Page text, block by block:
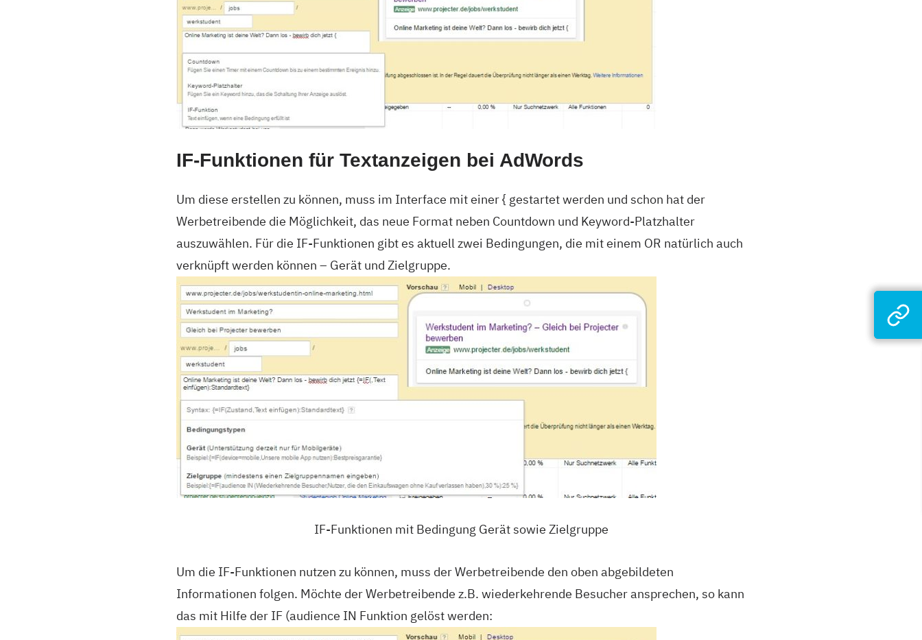
IF-Funktionen für Textanzeigen bei AdWords
Um diese erstellen zu können, muss im Interface mit einer { gestartet werden und schon hat der
Werbetreibende die Möglichkeit, das neue Format neben Countdown und Keyword-Platzhalter
auszuwählen. Für die IF-Funktionen gibt es aktuell zwei Bedingungen, die mit einem OR natürlich auch
verknüpft werden können – Gerät und Zielgruppe.
IF-Funktionen mit Bedingung Gerät sowie Zielgruppe
Um die IF-Funktionen nutzen zu können, muss der Werbetreibende den oben abgebildeten
Informationen folgen. Möchte der Werbetreibende z.B. wiederkehrende Besucher ansprechen, so kann
das mit Hilfe der IF (audience IN Funktion gelöst werden: